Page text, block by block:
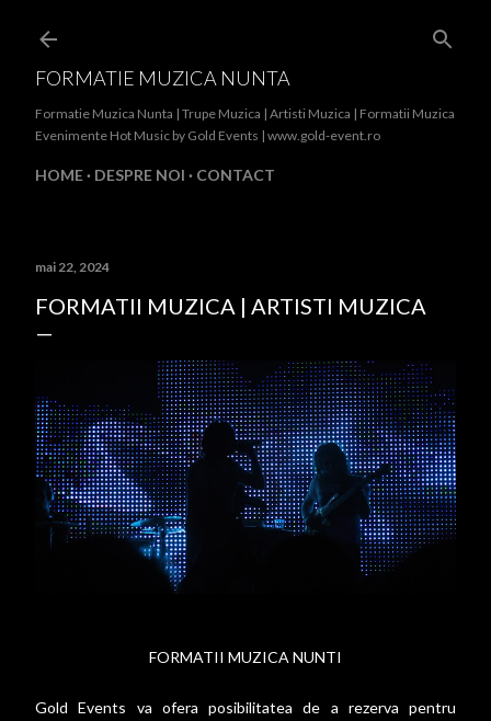
FORMATIE MUZICA NUNTA
Formatie Muzica Nunta | Trupe Muzica | Artisti Muzica | Formatii Muzica
Evenimente Hot Music by Gold Events | www.gold-event.ro
HOME DESPRE NOI CONTACT
mai 22, 2024
FORMATII MUZICA | ARTISTI MUZICA
FORMATII MUZICA NUNTI
Gold Events va ofera posibilitatea de a rezerva pentru